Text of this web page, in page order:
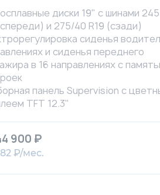
диски 19" с шинами
и 275/40 R19 (сзади)
сиденья
и сиденья переднего
в 16 направлениях с
панель Supervision c
TFT 12.3''
адаптивная
(ECS)
900 ₽
₽/мес.